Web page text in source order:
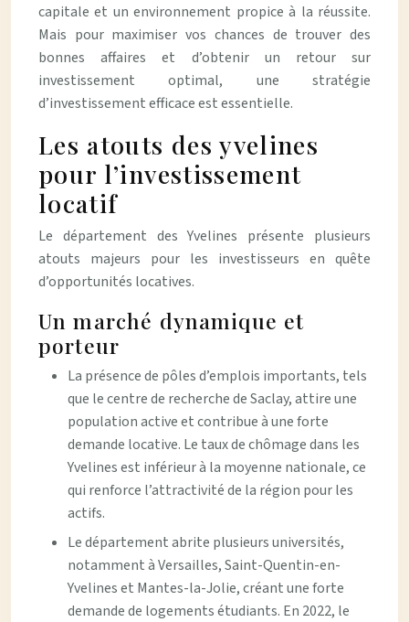
capitale et un environnement propice à la réussite.
Mais pour maximiser vos chances de trouver des
bonnes affaires et d’obtenir un retour sur
investissement optimal, une stratégie
d’investissement efficace est essentielle.
Les atouts des yvelines
pour l’investissement
locatif
Le département des Yvelines présente plusieurs
atouts majeurs pour les investisseurs en quête
d’opportunités locatives.
Un marché dynamique et
porteur
La présence de pôles d’emplois importants, tels
que le centre de recherche de Saclay, attire une
population active et contribue à une forte
demande locative. Le taux de chômage dans les
Yvelines est inférieur à la moyenne nationale, ce
qui renforce l’attractivité de la région pour les
actifs.
Le département abrite plusieurs universités,
notamment à Versailles, Saint-Quentin-en-
Yvelines et Mantes-la-Jolie, créant une forte
demande de logements étudiants. En 2022, le